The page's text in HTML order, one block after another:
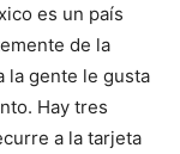
es un país
de la
la gente le gusta
Hay tres
a la tarjeta